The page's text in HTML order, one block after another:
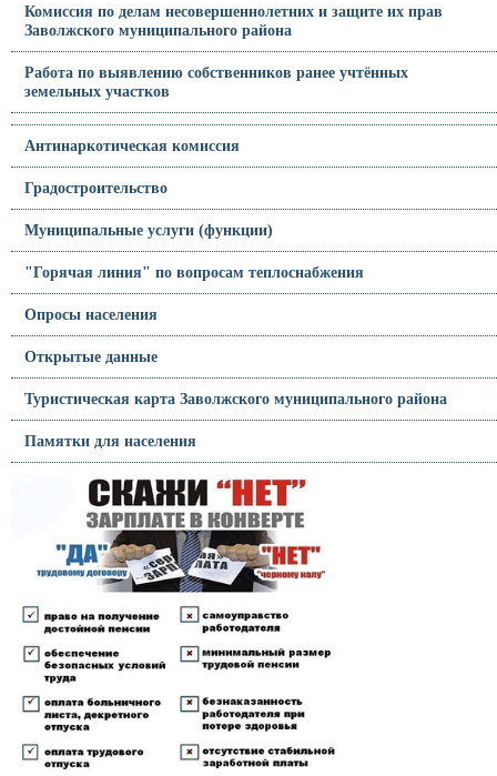
Комиссия по делам несовершеннолетних и защите их прав
Заволжского муниципального района
Работа по выявлению собственников ранее учтённых
земельных участков
Антинаркотическая комиссия
Градостроительство
Муниципальные услуги (функции)
"Горячая линия" по вопросам теплоснабжения
Опросы населения
Открытые данные
Туристическая карта Заволжского муниципального района
Памятки для населения